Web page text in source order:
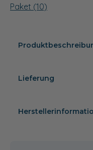
Paket (10)
Lieferung